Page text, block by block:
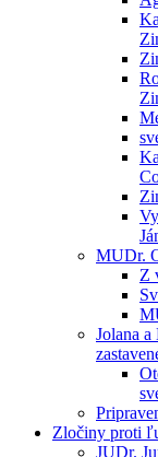
MUDr.
Z
Jolana
Zločiny proti
JUDr.